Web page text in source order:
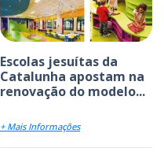
Escolas jesuítas da
Catalunha apostam na
renovação do modelo...
+ Mais Informações